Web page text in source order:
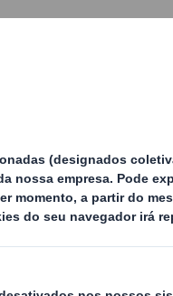
nos Prémios